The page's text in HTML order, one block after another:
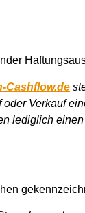
Cashflow.de
Verkauf
lediglich